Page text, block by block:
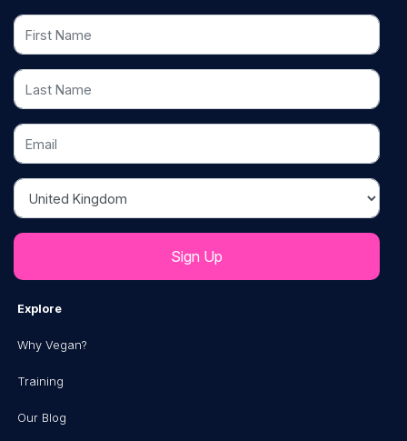
First Name
Last Name
Email
Country
Explore
Why Vegan?
Training
Our Blog